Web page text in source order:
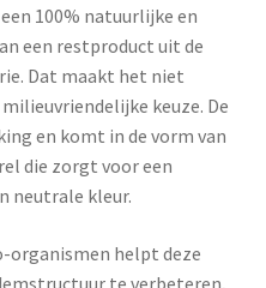
100% natuurlijke en
een restproduct uit de
Dat maakt het niet
keuze. De
en komt in de vorm van
die zorgt voor een
neutrale kleur.
organismen helpt deze
te verbeteren,